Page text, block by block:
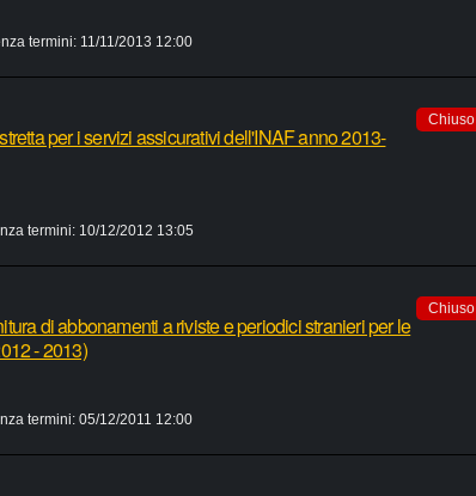
termini: 11/11/2013 12:00
Chiuso
per i servizi assicurativi dell'INAF anno 2013-
termini: 10/12/2012 13:05
Chiuso
di abbonamenti a riviste e periodici stranieri per le
- 2013)
termini: 05/12/2011 12:00